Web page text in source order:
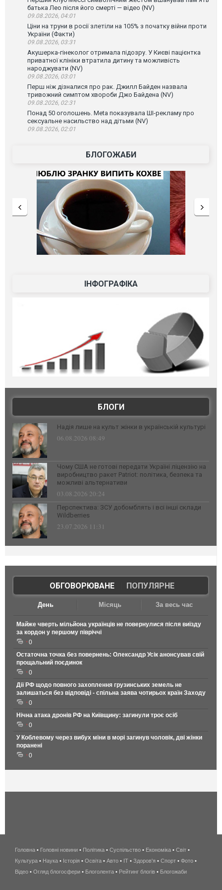
батька Лео після його смерті — відео (NV)
09.08.2026, 04:01
Ціни на труни в росії злетіли на 105% з початку війни проти
України (Факти)
09.08.2026, 03:31
Акушерка-гінеколог отримала підозру. У Києві пацієнтка
приватної клініки втратила дитину та можливість
народжувати (NV)
09.08.2026, 03:01
Перш ніж дізналися про рак. Джилл Байден назвала
тривожний симптом хвороби Джо Байдена (NV)
09.08.2026, 02:31
Понад 50 оголошень. Meta показувала ШІ-рекламу про
сексуальне насильство над дітьми (NV)
09.08.2026, 02:01
БЛОГОЖАБИ
ІНФОГРАФІКА
БЛОГИ
Надія лише на культ жінки в українській культурі
06.08.2026 08:49
Чому США не готові передати Україні ліцензію на
виробництво ракет Patriot: політика, безпека та
можливі альтернативи
03.08.2026 20:24
Перспектива: ЗСУ добомблять і всі інші склади
Wildberries
23.07.2026 11:31
ОБГОВОРЮВАНЕ| ПОПУЛЯРНЕ
День Місяць За весь час
Майже чверть мільйона українців не повернулися після виїзду
за кордон у першому півріччі
0
Остаточна точка без повернень: Олександр Усік анонсував свій
прощальний поєдинок
0
Дії РФ щодо повного захоплення грузинських земель не
залишаться без відповіді - спільна заява чотирьох країн Заходу
0
Нічна атака дронів РФ на Київщину: загинули троє осіб
0
У Коблевому через вибух міни в морі загинув чоловік, дві жінки
поранені
0
беспроводной
интернет
киев
Головна • Головні новини • Політика • Суспільство • Економіка • Світ •
Культура • Наука • Історія • Освіта • Авто • IT • Здоров'я • Спорт • Фото •
Відео • Огляд блогосфери • Блоголента • Рейтинг блогів • Блогожаби